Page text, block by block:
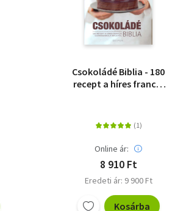
Csokoládé Biblia - 180
recept a híres francia
Online ár:
8 910 Ft
Eredeti ár: 9 900 Ft
Kosárba